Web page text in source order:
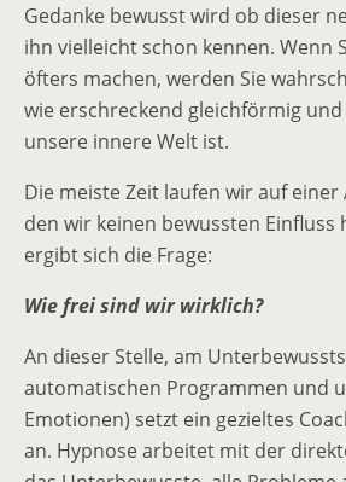
Gedanke bewusst wird ob dieser
ihn vielleicht schon kennen. Wenn
öfters machen, werden Sie
wie erschreckend gleichförmig
unsere innere Welt ist.
Die meiste Zeit laufen wir auf einer
den wir keinen bewussten Einfluss
ergibt sich die Frage:
Wie frei sind wir wirklich?
An dieser Stelle, am
automatischen Programmen und
Emotionen) setzt ein gezieltes
an. Hypnose arbeitet mit der